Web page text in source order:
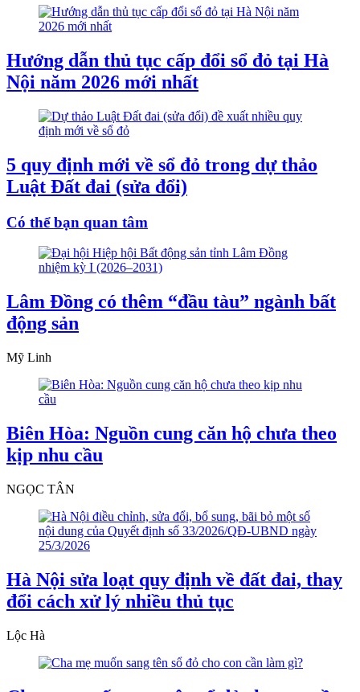
Hướng dẫn thủ tục cấp đổi sổ đỏ tại Hà
Nội năm 2026 mới nhất
5 quy định mới về sổ đỏ trong dự thảo
Luật Đất đai (sửa đổi)
Có thể bạn quan tâm
Lâm Đồng có thêm “đầu tàu” ngành bất
động sản
Mỹ Linh
Biên Hòa: Nguồn cung căn hộ chưa theo
kịp nhu cầu
NGỌC TÂN
Hà Nội sửa loạt quy định về đất đai, thay
đổi cách xử lý nhiều thủ tục
Lộc Hà